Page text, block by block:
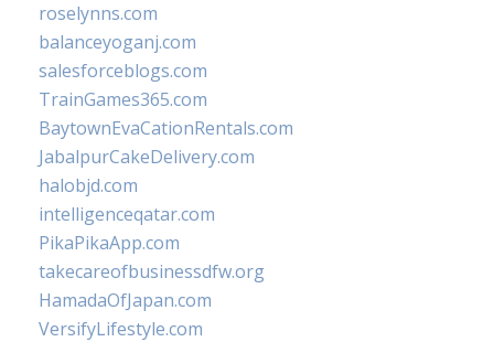
roselynns.com
balanceyoganj.com
salesforceblogs.com
TrainGames365.com
BaytownEvaCationRentals.com
JabalpurCakeDelivery.com
halobjd.com
intelligenceqatar.com
PikaPikaApp.com
takecareofbusinessdfw.org
HamadaOfJapan.com
VersifyLifestyle.com